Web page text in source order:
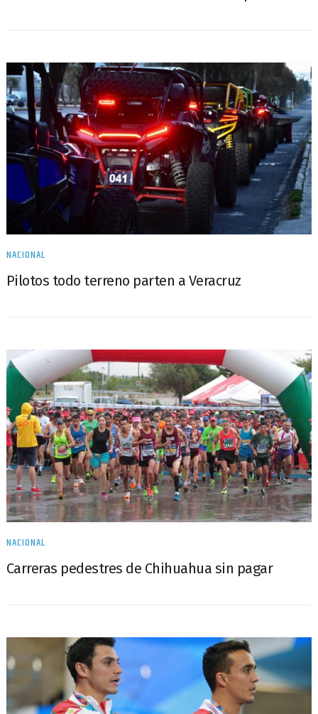
NACIONAL
Pilotos todo terreno parten a Veracruz
NACIONAL
Carreras pedestres de Chihuahua sin pagar